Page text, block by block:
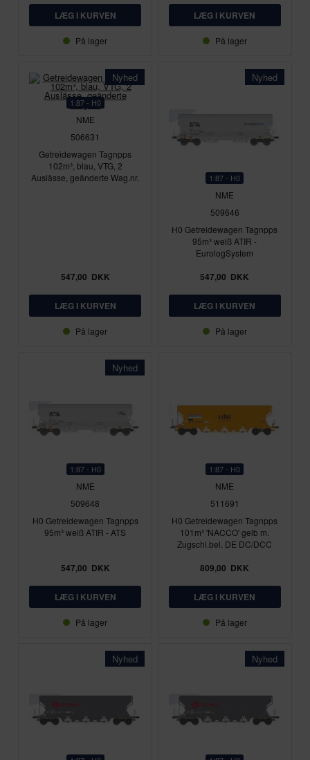
På lager På lager
Nyhed
1:87 - H0
NME
506631
Getreidewagen Tagnpps
102m³, blau, VTG, 2
Auslässe, geänderte Wag.nr.
547,00 DKK
På lager
Nyhed
1:87 - H0
NME
509646
H0 Getreidewagen Tagnpps
95m³ weiß ATIR -
EurologSystem
547,00 DKK
På lager
Nyhed
1:87 - H0
NME
509648
H0 Getreidewagen Tagnpps
95m³ weiß ATIR - ATS
547,00 DKK
På lager
1:87 - H0
NME
511691
H0 Getreidewagen Tagnpps
101m³ 'NACCO' gelb m.
Zugschl.bel. DE DC/DCC
809,00 DKK
På lager
Nyhed Nyhed